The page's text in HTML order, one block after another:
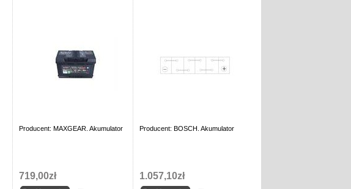
Producent: MAXGEAR. Akumulator
719,00zł
Producent: BOSCH. Akumulator
1.057,10zł